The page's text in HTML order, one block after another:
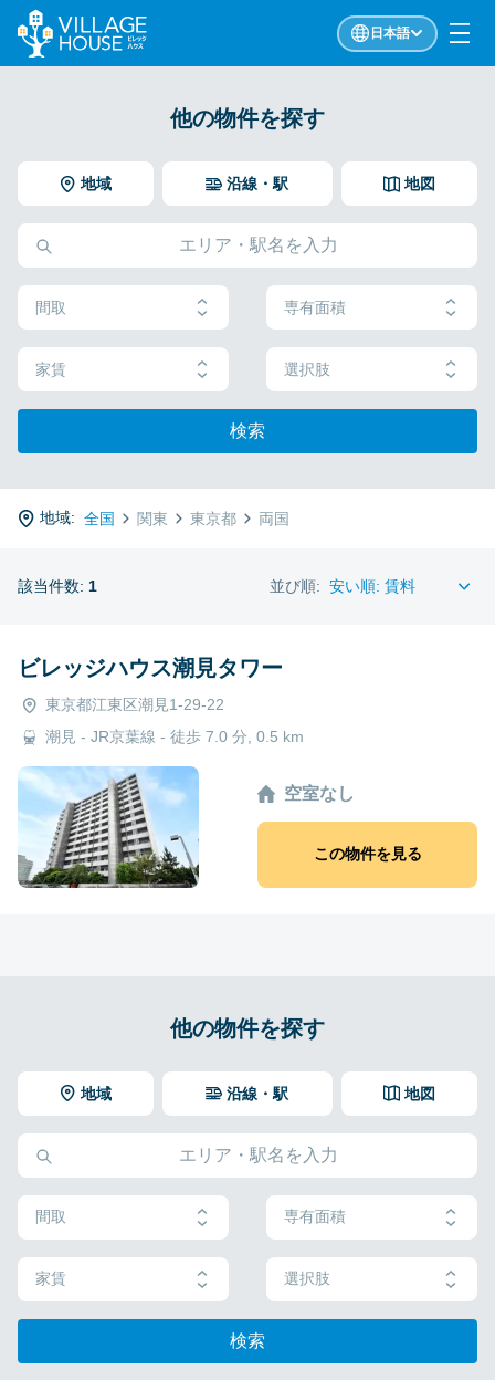
日本語
他の物件を探す
地域 地図
沿線・駅
間取 専有面積
家賃 選択肢
検索
地域: 全国 関東 東京都 両国
該当件数: 1 並び順:
ビレッジハウス潮見タワー
東京都江東区潮見1-29-22
潮見 - JR京葉線 - 徒歩 7.0 分, 0.5 km
空室なし
この物件を見る
他の物件を探す
地域 地図
沿線・駅
間取 専有面積
家賃 選択肢
検索